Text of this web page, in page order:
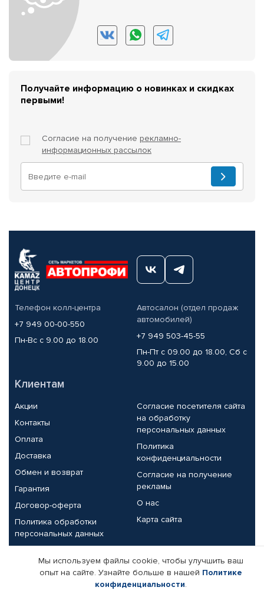
Получайте информацию о новинках и скидках
первыми!
Согласие на получение рекламно-
информационных рассылок
Телефон колл-центра
+7 949 00-00-550
Пн-Вс с 9.00 до 18.00
Автосалон (отдел продаж
автомобилей)
+7 949 503-45-55
Пн-Пт с 09.00 до 18.00, Сб с
9.00 до 15.00
Клиентам
Акции
Контакты
Оплата
Доставка
Обмен и возврат
Гарантия
Договор-оферта
Политика обработки
персональных данных
Согласие посетителя сайта
на обработку
персональных данных
Политика
конфиденциальности
Согласие на получение
рекламы
О нас
Карта сайта
Партнерам
Корпоративным клиентам
Реквизиты компании
Мы используем файлы cookie, чтобы улучшить ваш
опыт на сайте. Узнайте больше в нашей Политике
конфиденциальности.